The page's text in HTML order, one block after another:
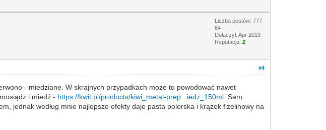
Liczba postów: 777
64
Dołączył: Apr 2013
Reputacja:2
#4
- miedziane. W skrajnych przypadkach może to powodować nawet
i miedź - https://kwit.pl/products/kiwi_metal-prep...iedz_150ml . Sam
jednak według mnie najlepsze efekty daje pasta polerska i krążek fizelinowy na